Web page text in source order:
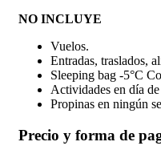
NO INCLUYE
Vuelos.
Entradas, traslados,
Sleeping bag -5°C
Actividades en día de
Propinas en ningún
Precio y forma de